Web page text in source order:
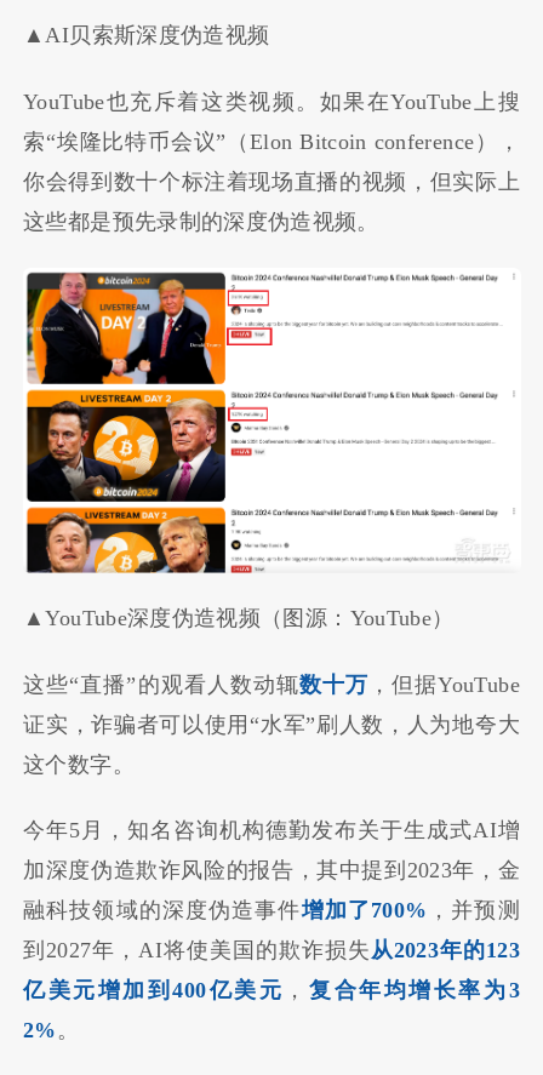
▲AI贝索斯深度伪造视频
YouTube也充斥着这类视频。如果在YouTube上搜
索“埃隆比特币会议”（Elon Bitcoin conference），
你会得到数十个标注着现场直播的视频，但实际上
这些都是预先录制的深度伪造视频。
▲YouTube深度伪造视频（图源：YouTube）
这些“直播”的观看人数动辄数十万 ，但据YouTube
证实，诈骗者可以使用“水军”刷人数，人为地夸大
这个数字。
今年5月，知名咨询机构德勤发布关于生成式AI增
加深度伪造欺诈风险的报告，其中提到2023年，金
融科技领域的深度伪造事件增加了700% ，并预测
到2027年，AI将使美国的欺诈损失从2023年的123
亿美元增加到400亿美元 ，复合年均增长率为3
2% 。